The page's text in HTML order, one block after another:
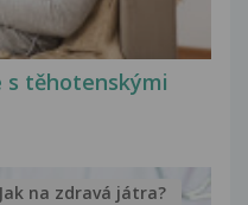
s těhotenskými
Jak na zdravá játra?